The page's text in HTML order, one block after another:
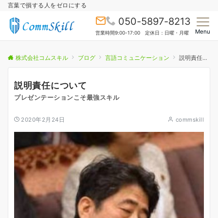
言葉で損する人をゼロにする
050-5897-8213
営業時間9:00-17:00 定休日：日曜・月曜 Menu
株式会社コムスキル ブログ 言語コミュニケーション 説明責任について
説明責任について
プレゼンテーションこそ最強スキル
2020年2月24日 commskill